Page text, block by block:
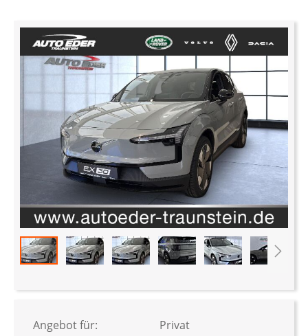
Ende
der
Bildergalerie
Anfang
Bildergalerie
Angebot für:
Privat